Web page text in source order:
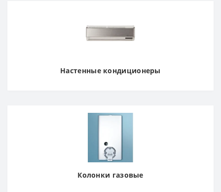
Настенные кондиционеры
Колонки газовые